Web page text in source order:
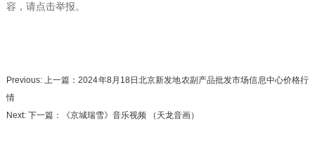
容，请点击举报。
Previous: 上一篇：2024年8月18日北京新发地农副产品批发市场信息中心价格行
情
Next: 下一篇：
《京城瑞雪》音乐视频 （天龙音画）